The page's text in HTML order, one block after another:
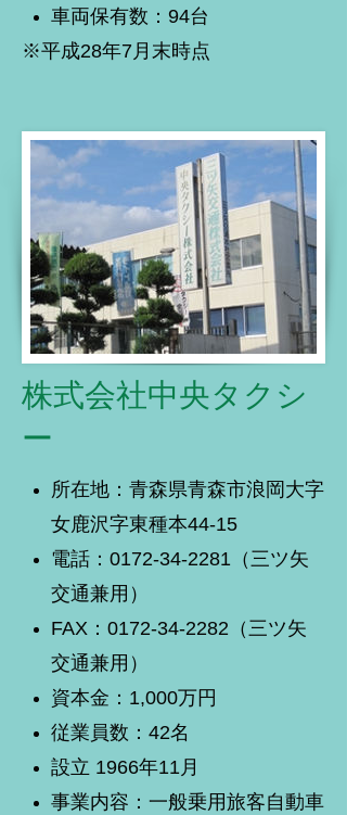
車両保有数：94台
※平成28年7月末時点
株式会社中央タクシ
ー
所在地：青森県青森市浪岡大字
女鹿沢字東種本44-15
電話：0172-34-2281（三ツ矢
交通兼用）
FAX：0172-34-2282（三ツ矢
交通兼用）
資本金：1,000万円
従業員数：42名
設立 1966年11月
事業内容：一般乗用旅客自動車